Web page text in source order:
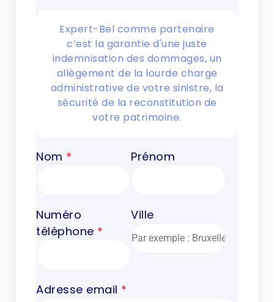
Expert-Bel comme partenaire
c’est la garantie d'une juste
indemnisation des dommages, un
allègement de la lourde charge
administrative de votre sinistre, la
sécurité de la reconstitution de
votre patrimoine.
Nom * Prénom
Numéro
téléphone *
Ville
Adresse email *